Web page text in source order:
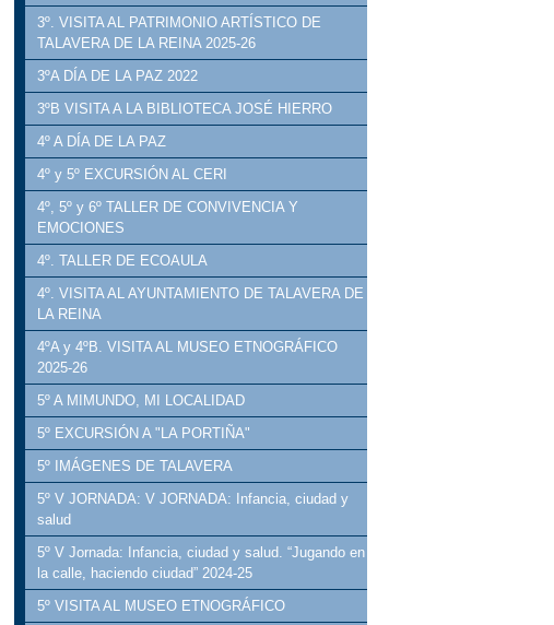
3º. VISITA AL PATRIMONIO ARTÍSTICO DE
TALAVERA DE LA REINA 2025-26
3ºA DÍA DE LA PAZ 2022
3ºB VISITA A LA BIBLIOTECA JOSÉ HIERRO
4º A DÍA DE LA PAZ
4º y 5º EXCURSIÓN AL CERI
4º, 5º y 6º TALLER DE CONVIVENCIA Y
EMOCIONES
4º. TALLER DE ECOAULA
4º. VISITA AL AYUNTAMIENTO DE TALAVERA DE
LA REINA
4ºA y 4ºB. VISITA AL MUSEO ETNOGRÁFICO
2025-26
5º A MIMUNDO, MI LOCALIDAD
5º EXCURSIÓN A "LA PORTIÑA"
5º IMÁGENES DE TALAVERA
5º V JORNADA: V JORNADA: Infancia, ciudad y
salud
5º V Jornada: Infancia, ciudad y salud. “Jugando en
la calle, haciendo ciudad” 2024-25
5º VISITA AL MUSEO ETNOGRÁFICO